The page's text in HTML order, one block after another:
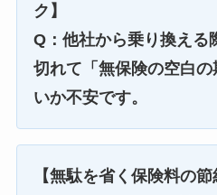
ク】
Q：他社から乗り換える
切れて「無保険の空白
いか不安です。
【無駄を省く保険料の節